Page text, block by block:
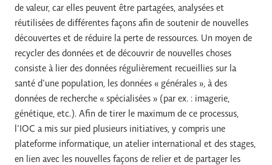
de valeur, car elles peuvent être partagées, analysées et
réutilisées de différentes façons afin de soutenir de nouvelles
découvertes et de réduire la perte de ressources. Un moyen de
recycler des données et de découvrir de nouvelles choses
consiste à lier des données régulièrement recueillies sur la
santé d’une population, les données « générales », à des
données de recherche « spécialisées » (par ex. : imagerie,
génétique, etc.). Afin de tirer le maximum de ce processus,
l’IOC a mis sur pied plusieurs initiatives, y compris une
plateforme informatique, un atelier international et des stages,
en lien avec les nouvelles façons de relier et de partager les